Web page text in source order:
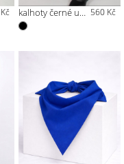
kalhoty černé unisex 560 Kč